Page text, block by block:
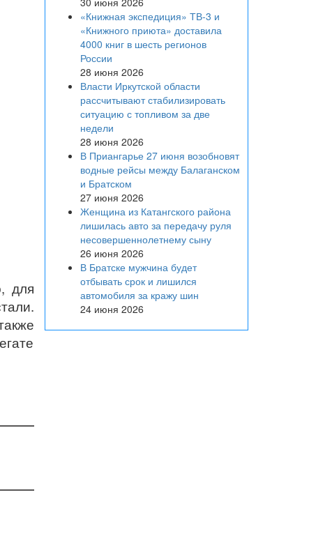
для
«Книжная экспедиция» ТВ-3 и
«Книжного приюта» доставила
4000 книг в шесть регионов
России
28 июня 2026
Власти Иркутской области
рассчитывают стабилизировать
ситуацию с топливом за две
недели
28 июня 2026
В Приангарье 27 июня возобновят
водные рейсы между Балаганском
и Братском
27 июня 2026
Женщина из Катангского района
лишилась авто за передачу руля
несовершеннолетнему сыну
26 июня 2026
В Братске мужчина будет
отбывать срок и лишился
автомобиля за кражу шин
24 июня 2026